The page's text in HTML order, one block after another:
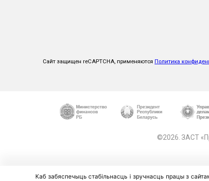
Сайт защищен reCAPTCHA, применяются Политика
©2026. ЗАСТ
Каб забяспечыць стабільнасць і зручнасць працы з